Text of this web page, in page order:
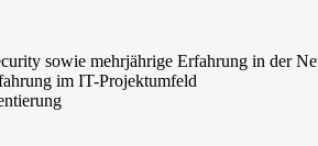
sowie mehrjährige Erfahrung in der
im IT-Projektumfeld